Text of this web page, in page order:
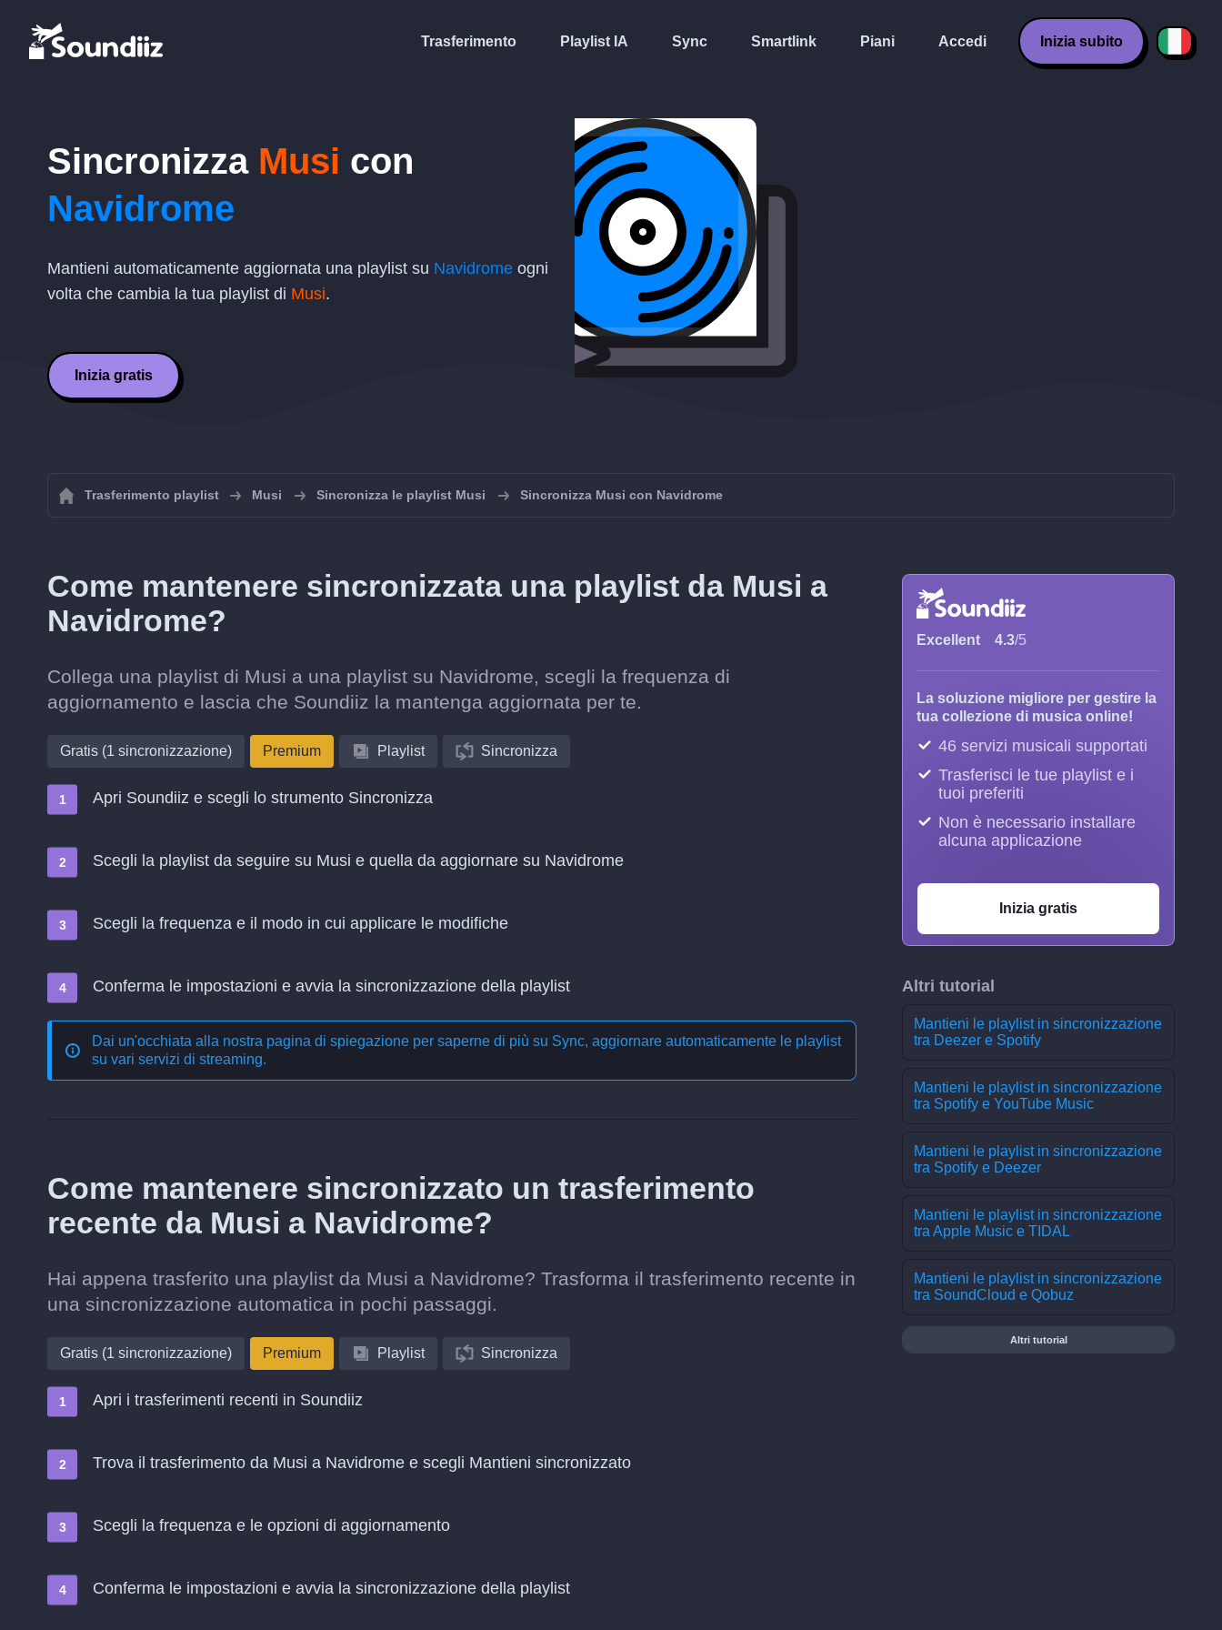
Trasferimento Playlist IA Sync Smartlink Piani Accedi Inizia subito
Sincronizza Musi con
Navidrome
Mantieni automaticamente aggiornata una playlist su Navidrome ogni
volta che cambia la tua playlist di Musi.
Inizia gratis
Trasferimento playlist Musi Sincronizza le playlist Musi Sincronizza Musi con Navidrome
Come mantenere sincronizzata una playlist da Musi a
Navidrome?
Collega una playlist di Musi a una playlist su Navidrome, scegli la frequenza di
aggiornamento e lascia che Soundiiz la mantenga aggiornata per te.
Gratis (1 sincronizzazione) Premium Playlist Sincronizza
Apri Soundiiz e scegli lo strumento Sincronizza
Scegli la playlist da seguire su Musi e quella da aggiornare su Navidrome
Scegli la frequenza e il modo in cui applicare le modifiche
Conferma le impostazioni e avvia la sincronizzazione della playlist
Dai un'occhiata alla nostra pagina di spiegazione per saperne di più su Sync, aggiornare automaticamente le playlist
su vari servizi di streaming.
Come mantenere sincronizzato un trasferimento
recente da Musi a Navidrome?
Hai appena trasferito una playlist da Musi a Navidrome? Trasforma il trasferimento recente in
una sincronizzazione automatica in pochi passaggi.
Gratis (1 sincronizzazione) Premium Playlist Sincronizza
Apri i trasferimenti recenti in Soundiiz
Trova il trasferimento da Musi a Navidrome e scegli Mantieni sincronizzato
Scegli la frequenza e le opzioni di aggiornamento
Conferma le impostazioni e avvia la sincronizzazione della playlist
Excellent 4.3/5
La soluzione migliore per gestire la
tua collezione di musica online!
46 servizi musicali supportati
Trasferisci le tue playlist e i
tuoi preferiti
Non è necessario installare
alcuna applicazione
Inizia gratis
Altri tutorial
Mantieni le playlist in sincronizzazione
tra Deezer e Spotify
Mantieni le playlist in sincronizzazione
tra Spotify e YouTube Music
Mantieni le playlist in sincronizzazione
tra Spotify e Deezer
Mantieni le playlist in sincronizzazione
tra Apple Music e TIDAL
Mantieni le playlist in sincronizzazione
tra SoundCloud e Qobuz
Altri tutorial